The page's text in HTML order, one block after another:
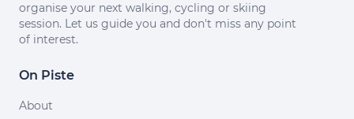
organise your next walking, cycling or skiing
session. Let us guide you and don't miss any point
of interest.
On Piste
About